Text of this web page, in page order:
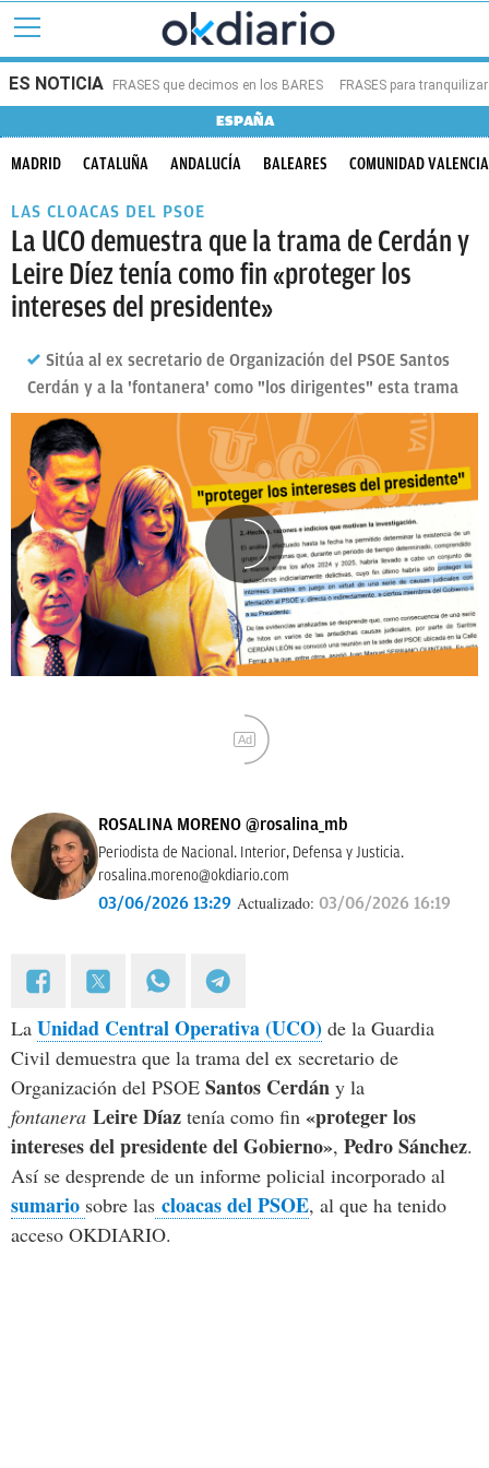
ES NOTICIA FRASES que decimos en los BARES FRASES para
ESPAÑA
MADRID CATALUÑA ANDALUCÍA BALEARES COMUNIDAD
LAS CLOACAS DEL PSOE
La UCO demuestra que la trama de Cerdán y
Leire Díez tenía como fin «proteger los
intereses del presidente»
Sitúa al ex secretario de Organización del PSOE Santos
Cerdán y a la 'fontanera' como "los dirigentes" esta trama
Ad
ROSALINA MORENO @rosalina_mb
Periodista de Nacional. Interior, Defensa y Justicia.
rosalina.moreno@okdiario.com
03/06/2026 13:29 Actualizado: 03/06/2026 16:19
La Unidad Central Operativa (UCO) de la Guardia
Civil demuestra que la trama del ex secretario de
Organización del PSOE Santos Cerdán y la
fontanera Leire Díaz tenía como fin «proteger los
intereses del presidente del Gobierno», Pedro Sánchez.
Así se desprende de un informe policial incorporado al
sumario sobre las cloacas del PSOE, al que ha tenido
acceso OKDIARIO.